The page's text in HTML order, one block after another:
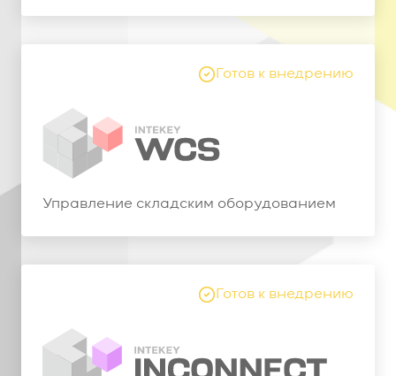
Готов к внедрению
Управление складским оборудованием
Готов к внедрению